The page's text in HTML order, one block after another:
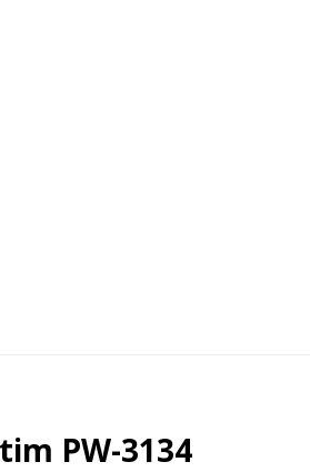
PW-3134